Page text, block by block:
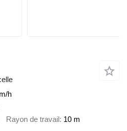
h
Rayon de travail 10 m